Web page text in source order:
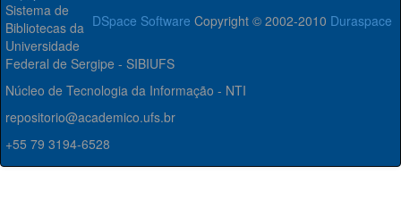
DSpace Software Copyright © 2002-2010 Duraspace
Sistema de
Bibliotecas da
Universidade
Federal de Sergipe - SIBIUFS
Núcleo de Tecnologia da Informação - NTI
repositorio@academico.ufs.br
+55 79 3194-6528